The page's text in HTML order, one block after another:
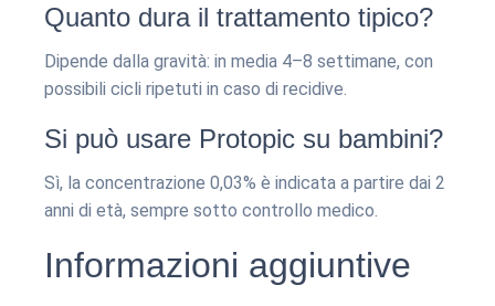
Quanto dura il trattamento tipico?
Dipende dalla gravità: in media 4–8 settimane, con
possibili cicli ripetuti in caso di recidive.
Si può usare Protopic su bambini?
Sì, la concentrazione 0,03% è indicata a partire dai 2
anni di età, sempre sotto controllo medico.
Informazioni aggiuntive